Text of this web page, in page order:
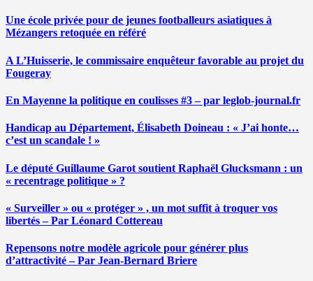
Une école privée pour de jeunes footballeurs asiatiques à
Mézangers retoquée en référé
A L’Huisserie, le commissaire enquêteur favorable au projet du
Fougeray
En Mayenne la politique en coulisses #3 – par leglob-journal.fr
Handicap au Département, Élisabeth Doineau : « J’ai honte…
c’est un scandale ! »
Le député Guillaume Garot soutient Raphaël Glucksmann : un
« recentrage politique » ?
« Surveiller » ou « protéger » , un mot suffit à troquer vos
libertés – Par Léonard Cottereau
Repensons notre modèle agricole pour générer plus
d’attractivité – Par Jean-Bernard Briere